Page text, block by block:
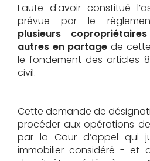
Faute d'avoir constitué
prévue par le
plusieurs
autres en partage de
le fondement des articles
civil.
Cette demande de
procéder aux opérations
par la Cour d’appel qui
immobilier considéré - et